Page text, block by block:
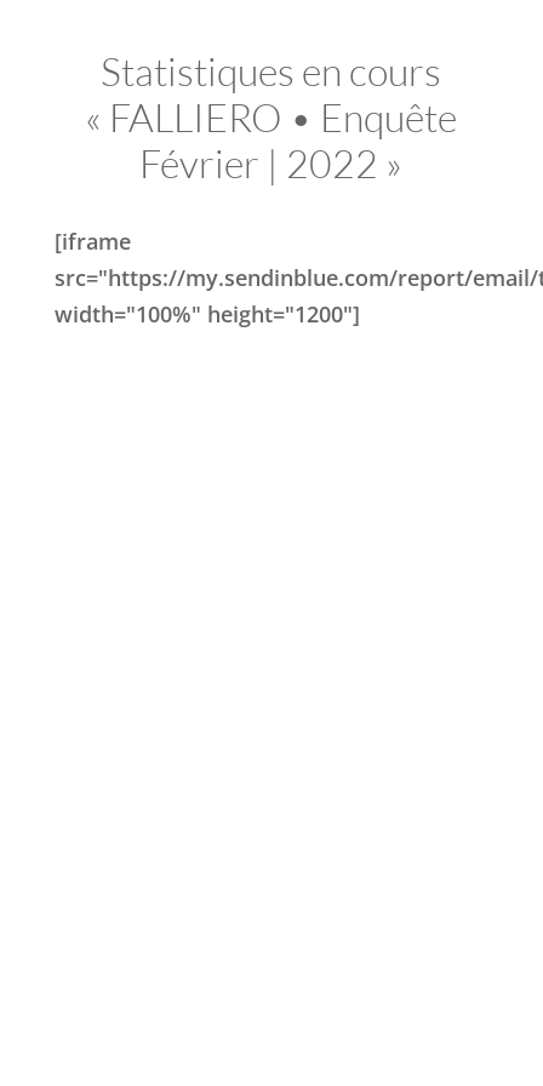
Statistiques en cours
« FALLIERO • Enquête
Février | 2022 »
[iframe
src="https://my.sendinblue.com/report/email/
width="100%" height="1200"]